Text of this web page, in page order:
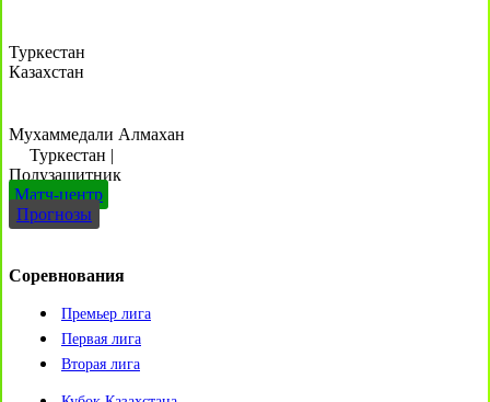
Туркестан
Казахстан
Мухаммедали Алмахан
Туркестан |
Полузащитник
Матч-центр
Прогнозы
Соревнования
Премьер лига
Первая лига
Вторая лига